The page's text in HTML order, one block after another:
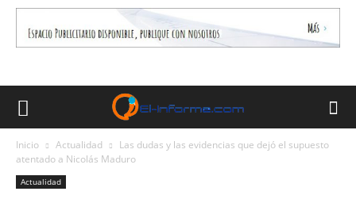
Inicio Actualidad
Las dudas y las evidencias que dejó el supuesto
atentado a Nicolás Maduro
Actualidad